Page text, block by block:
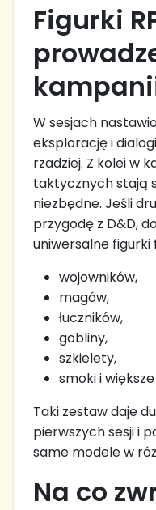
Figurki
W sesjach
eksplorację i
rzadziej. Z kolei w
taktycznych stają
niezbędne. Jeśli
przygodę z D&D,
uniwersalne
wojowników,
magów,
łuczników,
gobliny,
szkielety,
smoki i
Taki zestaw daje
pierwszych sesji i
same modele w
Na co